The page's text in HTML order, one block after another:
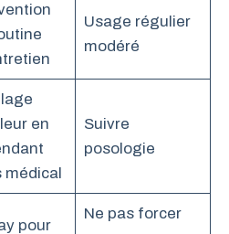
Usage régulier
modéré
en
médical
Suivre
posologie
pour
Ne pas forcer